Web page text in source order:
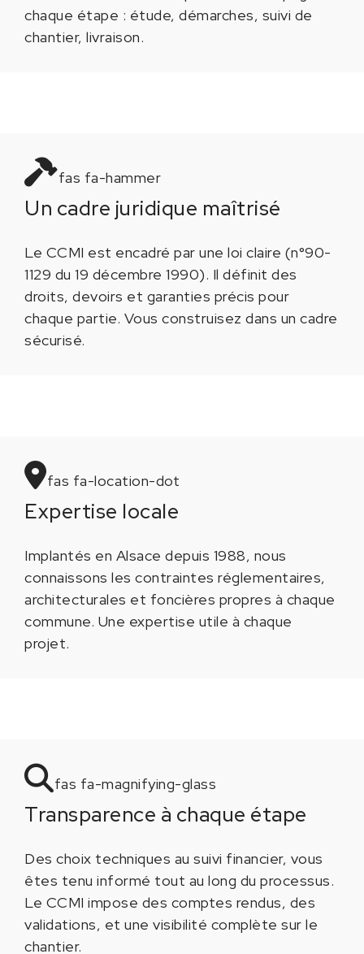
chaque étape : étude, démarches, suivi de
chantier, livraison.
fas fa-hammer
Un cadre juridique maîtrisé
Le CCMI est encadré par une loi claire (n°90-
1129 du 19 décembre 1990). Il définit des
droits, devoirs et garanties précis pour
chaque partie. Vous construisez dans un cadre
sécurisé.
fas fa-location-dot
Expertise locale
Implantés en Alsace depuis 1988, nous
connaissons les contraintes réglementaires,
architecturales et foncières propres à chaque
commune. Une expertise utile à chaque
projet.
fas fa-magnifying-glass
Transparence à chaque étape
Des choix techniques au suivi financier, vous
êtes tenu informé tout au long du processus.
Le CCMI impose des comptes rendus, des
validations, et une visibilité complète sur le
chantier.